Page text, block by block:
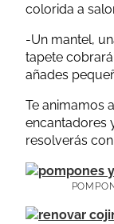
colorida a
-Un mantel,
tapete
añades
Te animamos
encantadores
resolverás